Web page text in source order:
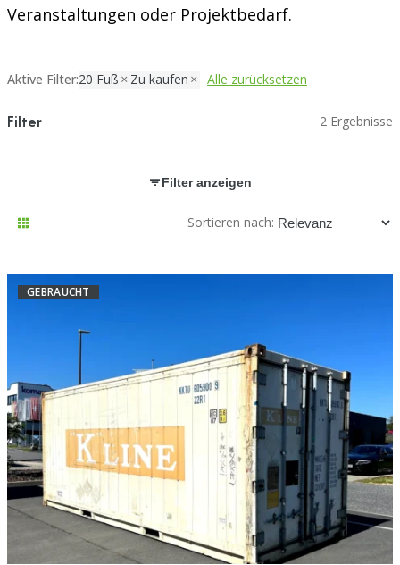
Veranstaltungen oder Projektbedarf.
Aktive Filter:20 Fuß Zu kaufen Alle zurücksetzen
Filter 2 Ergebnisse
Filter anzeigen
Sortieren nach:
GEBRAUCHT